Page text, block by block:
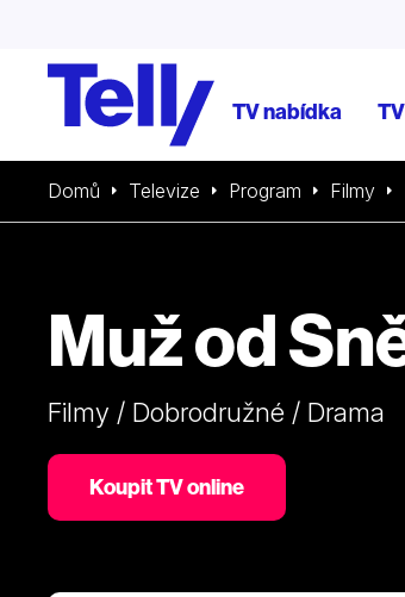
TV nabídka
Domů Televize Program Filmy
Muž od
Filmy / Dobrodružné / Drama
Koupit TV online